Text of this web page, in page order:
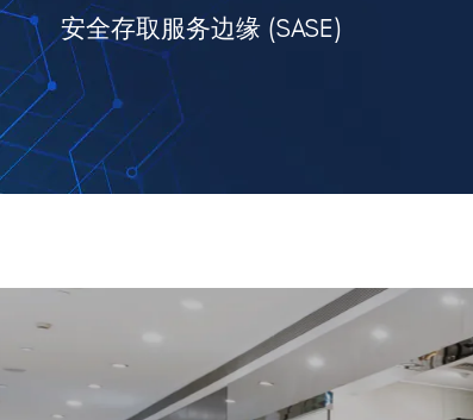
安全存取服务边缘 (SASE)
为企业加强部署混合办公模式的云端网络安